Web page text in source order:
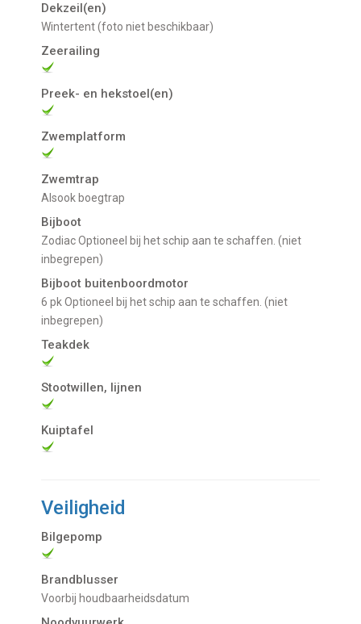
Dekzeil(en)
Wintertent (foto niet beschikbaar)
Zeerailing
Preek- en hekstoel(en)
Zwemplatform
Zwemtrap
Alsook boegtrap
Bijboot
Zodiac Optioneel bij het schip aan te schaffen. (niet
inbegrepen)
Bijboot buitenboordmotor
6 pk Optioneel bij het schip aan te schaffen. (niet
inbegrepen)
Teakdek
Stootwillen, lijnen
Kuiptafel
Veiligheid
Bilgepomp
Brandblusser
Voorbij houdbaarheidsdatum